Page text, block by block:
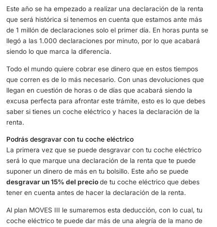
para compensar.
Los coches eléctricos podrán deducirse siempre y
para uso particular. Teniendo en cuenta que cada
autónoma puede aplicar ciertos matices que acabarán
este tipo de elementos. Pese a todo es la propia Agencia
Tributaria la que pone los puntos más importantes.
Este año se ha empezado a realizar una declaración de
que será histórica si tenemos en cuenta que estamos
de 1 millón de declaraciones solo el primer día. En horas
llegó a las 1.000 declaraciones por minuto, por lo que
siendo lo que marca la diferencia.
Todo el mundo quiere cobrar ese dinero que en estos
que corren es de lo más necesario. Con unas
llegan en cuestión de horas o de días que acabará
excusa perfecta para afrontar este trámite, esto es lo
saber si tienes un coche eléctrico y haces la